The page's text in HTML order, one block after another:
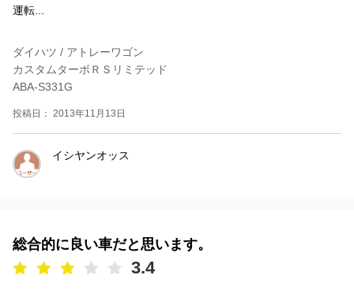
運転...
ダイハツ / アトレーワゴン
カスタムターボＲＳリミテッド
ABA-S331G
投稿日： 2013年11月13日
イシヤンオッス
総合的に良い車だと思います。
3.4